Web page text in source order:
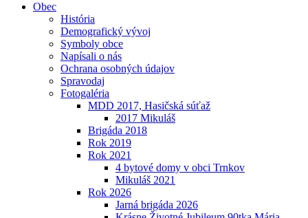
Obec
História
Demografický vývoj
Symboly obce
Napísali o nás
Ochrana osobných údajov
Spravodaj
Fotogaléria
MDD 2017, Hasičská súťaž
2017 Mikuláš
Brigáda 2018
Rok 2019
Rok 2021
4 bytové domy v obci Trnkov
Mikuláš 2021
Rok 2026
Jarná brigáda 2026